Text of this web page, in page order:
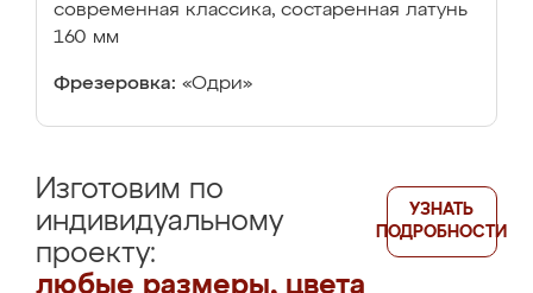
современная классика, состаренная латунь
160 мм
Фрезеровка: «Одри»
Изготовим по
индивидуальному
проекту:
любые размеры, цвета
УЗНАТЬ
ПОДРОБНОСТИ